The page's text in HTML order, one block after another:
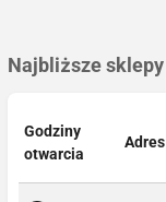
Najbliższe sklepy
Godziny
otwarcia
Adres